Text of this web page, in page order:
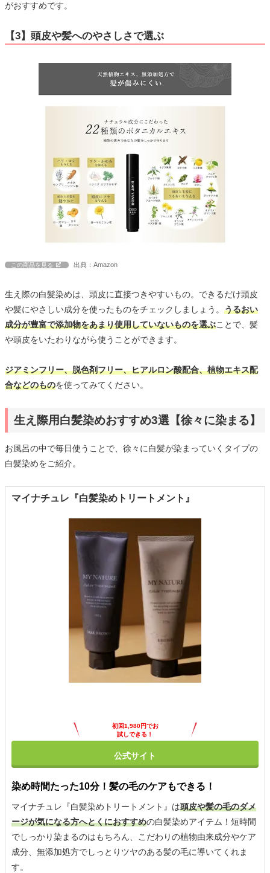
がおすすめです。
【3】頭皮や髪へのやさしさで選ぶ
この商品を見る 出典：Amazon
生え際の白髪染めは、頭皮に直接つきやすいもの。できるだけ頭皮
や髪にやさしい成分を使ったものをチェックしましょう。 うるおい
成分が豊富で添加物をあまり使用していないものを選ぶことで、髪
や頭皮をいたわりながら使うことができます。
ジアミンフリー、脱色剤フリー、ヒアルロン酸配合、植物エキス配
合などのものを使ってみてください。
生え際用白髪染めおすすめ3選【徐々に染まる】
お風呂の中で毎日使うことで、徐々に白髪が染まっていくタイプの
白髪染めをご紹介。
マイナチュレ『白髪染めトリートメント』
初回1,980円でお
試しできる！
公式サイト
染め時間たった10分！髪の毛のケアもできる！
マイナチュレ『白髪染めトリートメント』は頭皮や髪の毛のダメ
ージが気になる方へとくにおすすめの白髪染めアイテム！短時間
でしっかり染まるのはもちろん、こだわりの植物由来成分やケア
成分、無添加処方でしっとりツヤのある髪の毛に導いてくれま
す。